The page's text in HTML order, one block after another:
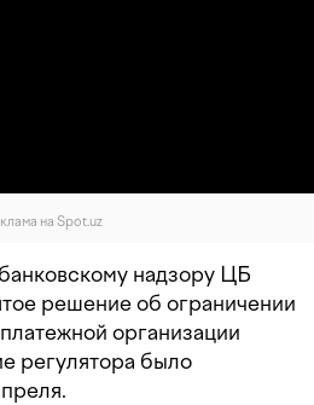
на Spot.uz
надзору ЦБ
решение об ограничении
организации
регулятора было